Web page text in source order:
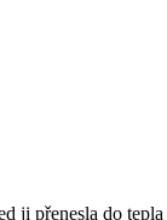
přenesla do